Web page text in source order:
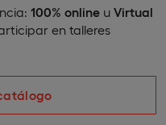
100% online u Virtual
en talleres